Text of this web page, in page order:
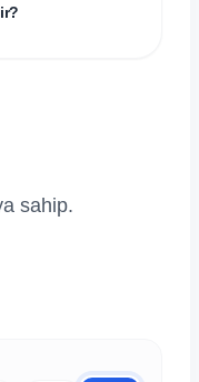
sahip.